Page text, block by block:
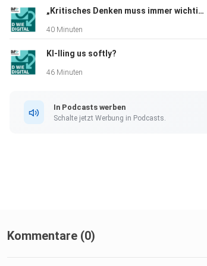
„Kritisches Denken muss immer wichtig sein”
40 Minuten
KI-lling us softly?
46 Minuten
In Podcasts werben
Schalte jetzt Werbung in Podcasts.
Kommentare (0)